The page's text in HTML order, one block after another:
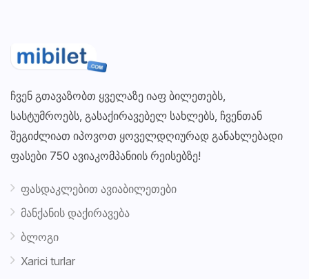
ჩვენ გთავაზობთ ყველაზე იაფ ბილეთებს,
სასტუმროებს, გასაქირავებელ სახლებს, ჩვენთან
შეგიძლიათ იპოვოთ ყოველდღიურად განახლებადი
ფასები 750 ავიაკომპანიის რეისებზე!
ფასდაკლებით ავიაბილეთები
მანქანის დაქირავება
ბლოგი
Xarici turlar